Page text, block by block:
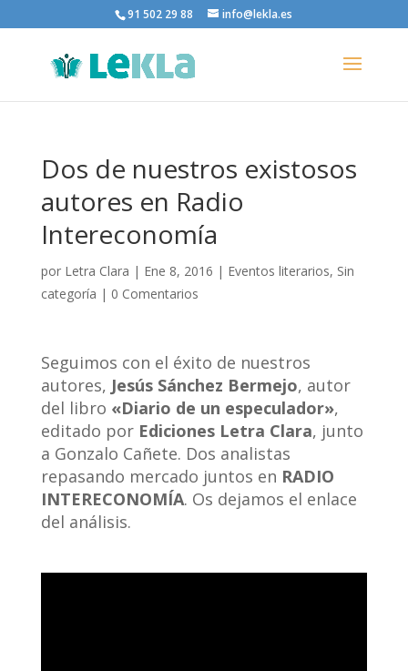
91 502 29 88 info@lekla.es
Dos de nuestros existosos
autores en Radio
Intereconomía
por Letra Clara | Ene 8, 2016 | Eventos literarios, Sin
categoría | 0 Comentarios
Seguimos con el éxito de nuestros
autores, Jesús Sánchez Bermejo, autor
del libro «Diario de un especulador»,
editado por Ediciones Letra Clara, junto
a Gonzalo Cañete. Dos analistas
repasando mercado juntos en RADIO
INTERECONOMÍA. Os dejamos el enlace
del análisis.